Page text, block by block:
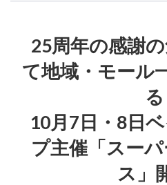
25周年の感謝
て地域・モール
る
10月7日・8日
プ主催「スー
ス」